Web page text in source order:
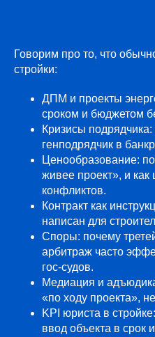
Говорим про то, что
стройки:
ДПМ и проекты
сроком и бюджетом
Кризисы подрядчика:
генподрядчик в
Ценообразование:
живее проект», и
конфликтов.
Контракт как
написан для
Споры: почему
арбитраж часто
гос-судов.
Медиация и
«по ходу проекта»,
KPI юриста в
ввод объекта в срок